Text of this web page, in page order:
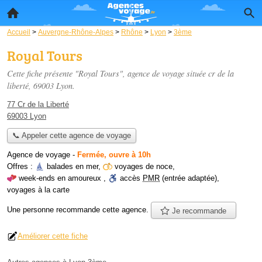
Accueil > Auvergne-Rhône-Alpes > Rhône > Lyon > 3ème
Royal Tours
Cette fiche présente "Royal Tours", agence de voyage située cr de la
liberté, 69003 Lyon.
77 Cr de la Liberté
69003 Lyon
📞 Appeler cette agence de voyage
Agence de voyage - Fermée, ouvre à 10h
Offres :
balades en mer, voyages de noce,
week-ends en amoureux , accès PMR (entrée adaptée),
voyages à la carte
Une personne recommande cette agence. Je recommande
Améliorer cette fiche